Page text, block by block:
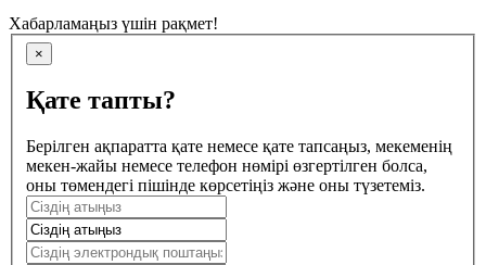
Хабарламаңыз үшін рақмет!
×
Қате тапты?
Берілген ақпаратта қате немесе қате тапсаңыз, мекеменің
мекен-жайы немесе телефон нөмірі өзгертілген болса,
оны төмендегі пішінде көрсетіңіз және оны түзетеміз.